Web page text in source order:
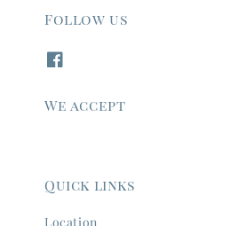
Follow us
We accept
Quick links
Location